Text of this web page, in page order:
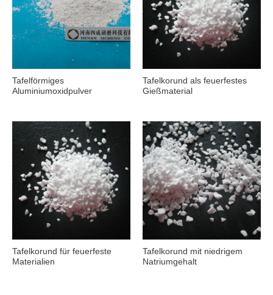
Tafelförmiges
Aluminiumoxidpulver
Tafelkorund als feuerfestes
Gießmaterial
Tafelkorund für feuerfeste
Materialien
Tafelkorund mit niedrigem
Natriumgehalt